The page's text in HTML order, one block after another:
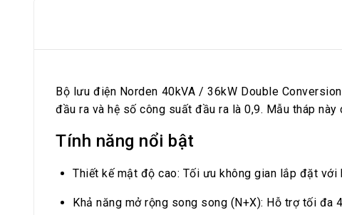
Bộ lưu điện Norden 40kVA / 36kW Double
đầu ra và hệ số công suất đầu ra là 0,9. Mẫu tháp
Tính năng nổi bật
Thiết kế mật độ cao: Tối ưu không gian lắp đặt với
Khả năng mở rộng song song (N+X): Hỗ trợ tối